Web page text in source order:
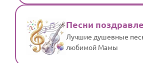
Песни
Лучшие душевные
любимой Мамы